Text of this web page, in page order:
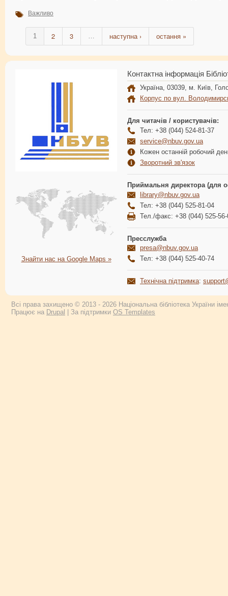
Важливо
1 2 3 … наступна › остання »
Знайти нас на Google Maps »
Контактна інформація
Україна, 03039, м. Київ,
Корпус по вул.
Для читачів / користувачів:
Тел: +38 (044) 524-81-37
service@nbuv.gov.ua
Кожен останній робочий
Зворотний зв'язок
Приймальня директора (для
library@nbuv.gov.ua
Тел: +38 (044) 525-81-04
Тел./факс: +38 (044) 525-56-
Пресслужба
presa@nbuv.gov.ua
Тел: +38 (044) 525-40-74
Технічна підтримка:
Всі права захищено © 2013 - 2026 Національна бібліотека України
Працює на Drupal | За підтримки OS Templates